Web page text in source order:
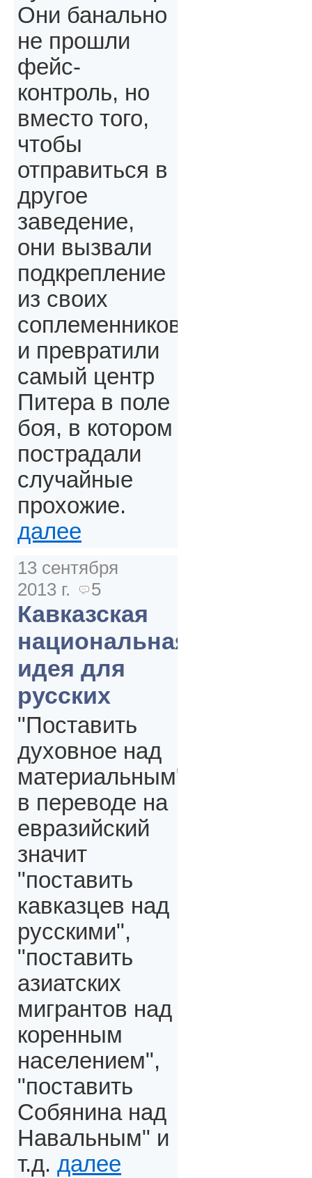
Они банально
не прошли
фейс-
контроль, но
вместо того,
чтобы
отправиться в
другое
заведение,
они вызвали
подкрепление
из своих
соплеменников
и превратили
самый центр
Питера в поле
боя, в котором
пострадали
случайные
прохожие.
далее
13 сентября
2013 г.
5
Кавказская
национальная
идея для
русских
"Поставить
духовное над
материальным"
в переводе на
евразийский
значит
"поставить
кавказцев над
русскими",
"поставить
азиатских
мигрантов над
коренным
населением",
"поставить
Собянина над
Навальным" и
т.д. далее